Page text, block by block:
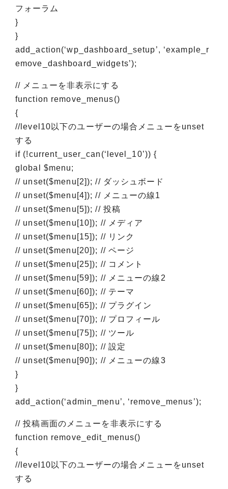
フォーラム
}
}
add_action(‘wp_dashboard_setup’, ‘example_r
emove_dashboard_widgets’);
// メニューを非表示にする
function remove_menus()
{
//level10以下のユーザーの場合メニューをunset
する
if (!current_user_can(‘level_10’)) {
global $menu;
// unset($menu[2]); // ダッシュボード
// unset($menu[4]); // メニューの線1
// unset($menu[5]); // 投稿
// unset($menu[10]); // メディア
// unset($menu[15]); // リンク
// unset($menu[20]); // ページ
// unset($menu[25]); // コメント
// unset($menu[59]); // メニューの線2
// unset($menu[60]); // テーマ
// unset($menu[65]); // プラグイン
// unset($menu[70]); // プロフィール
// unset($menu[75]); // ツール
// unset($menu[80]); // 設定
// unset($menu[90]); // メニューの線3
}
}
add_action(‘admin_menu’, ‘remove_menus’);
// 投稿画面のメニューを非表示にする
function remove_edit_menus()
{
//level10以下のユーザーの場合メニューをunset
する